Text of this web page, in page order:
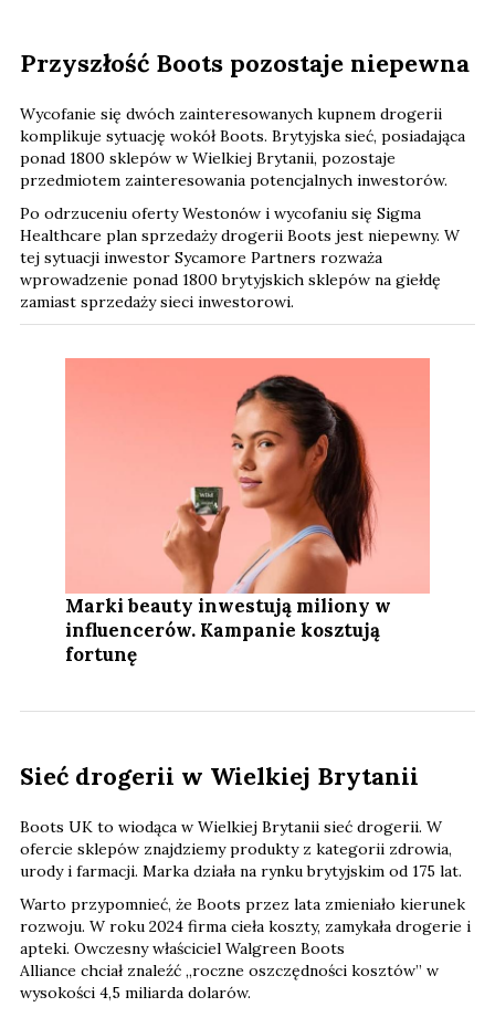
Przyszłość Boots pozostaje niepewna
Wycofanie się dwóch zainteresowanych kupnem drogerii
komplikuje sytuację wokół Boots. Brytyjska sieć, posiadająca
ponad 1800 sklepów w Wielkiej Brytanii, pozostaje
przedmiotem zainteresowania potencjalnych inwestorów.
Po odrzuceniu oferty Westonów i wycofaniu się Sigma
Healthcare plan sprzedaży drogerii Boots jest niepewny. W
tej sytuacji inwestor Sycamore Partners rozważa
wprowadzenie ponad 1800 brytyjskich sklepów na giełdę
zamiast sprzedaży sieci inwestorowi.
Marki beauty inwestują miliony w
influencerów. Kampanie kosztują
fortunę
Sieć drogerii w Wielkiej Brytanii
Boots UK to wiodąca w Wielkiej Brytanii sieć drogerii. W
ofercie sklepów znajdziemy produkty z kategorii zdrowia,
urody i farmacji. Marka działa na rynku brytyjskim od 175 lat.
Warto przypomnieć, że Boots przez lata zmieniało kierunek
rozwoju. W roku 2024 firma cieła koszty, zamykała drogerie i
apteki. Owczesny właściciel Walgreen Boots
Alliance chciał znaleźć „roczne oszczędności kosztów” w
wysokości 4,5 miliarda dolarów.